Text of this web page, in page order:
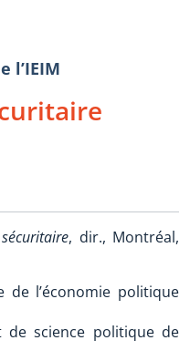
l’IEIM
, dir., Montréal,
l’économie politique
de science politique de